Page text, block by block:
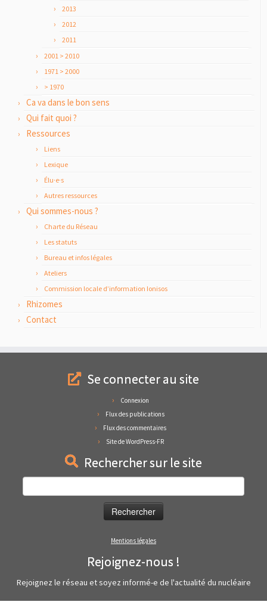
2013
2012
2011
2001 > 2010
1971 > 2000
> 1970
Ca va dans le bon sens
Qui fait quoi ?
Ressources
Liens
Lexique
Élu·e·s
Autres ressources
Qui sommes-nous ?
Charte du Réseau
Les statuts
Bureau et infos légales
Ateliers
Commission locale d’information Ionisos
Rhizomes
Contact
Se connecter au site
Connexion
Flux des publications
Flux des commentaires
Site de WordPress-FR
Rechercher sur le site
Mentions légales
Rejoignez-nous !
Rejoignez le réseau et soyez informé-e de l'actualité du nucléaire